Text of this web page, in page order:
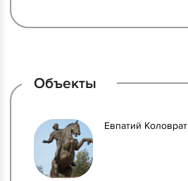
Объекты
Евпатий Коловрат